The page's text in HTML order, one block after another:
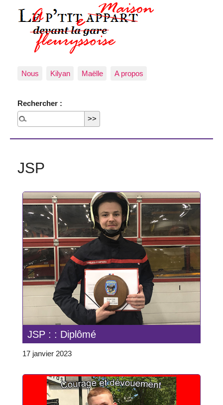
Nous Kilyan Maëlle A propos
Rechercher :
JSP
JSP : : Diplômé
17 janvier 2023